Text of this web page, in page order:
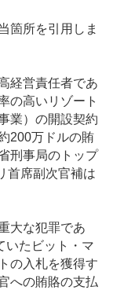
箇所を引用しま
経営責任者であ
の高いリゾート
業）の開設契約
200万ドルの賄
刑事局のトップ
首席副次官補は
大な犯罪であ
いたビット・マ
の入札を獲得す
への賄賂の支払